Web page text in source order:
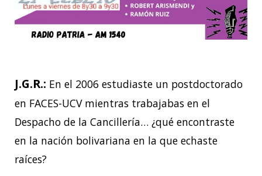
J.G.R.: En el 2006 estudiaste un postdoctorado
en FACES-UCV mientras trabajabas en el
Despacho de la Cancillería… ¿qué encontraste
en la nación bolivariana en la que echaste
raíces?